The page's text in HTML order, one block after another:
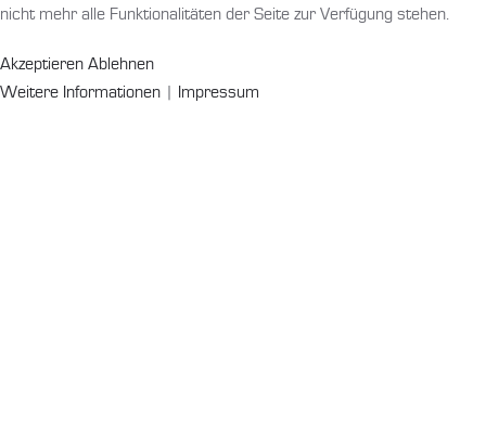
nicht mehr alle Funktionalitäten der Seite zur Verfügung stehen.
Akzeptieren Ablehnen
Weitere Informationen | Impressum